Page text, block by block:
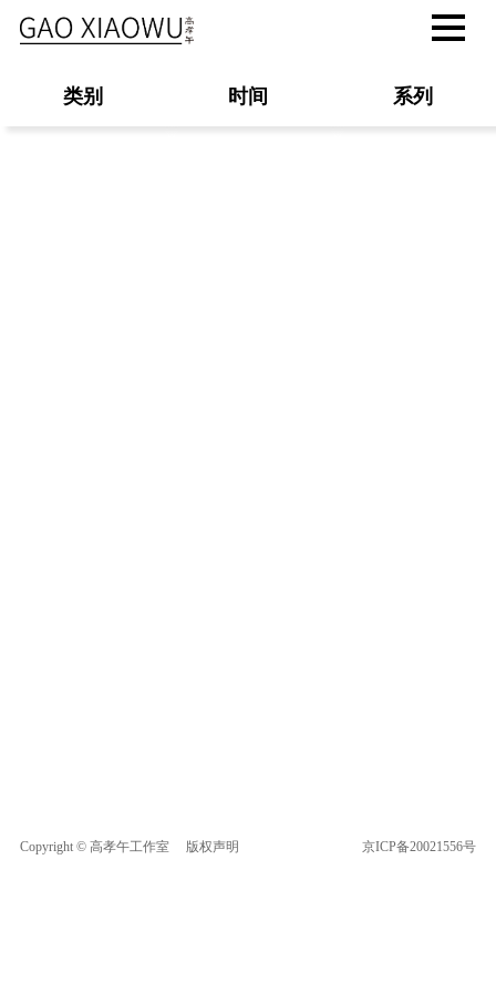
类别 时间 系列
Copyright © 高孝午工作室 版权声明 京ICP备20021556号